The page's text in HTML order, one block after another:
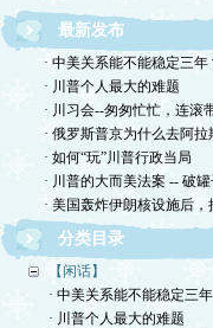
最新发布
· 中美关系能不能稳定三年
· 川普个人最大的难题
· 川习会--匆匆忙忙，连滚
· 俄罗斯普京为什么去阿拉
· 如何“玩”川普行政当局
· 川普的大而美法案 -- 破
· 美国轰炸伊朗核设施后，
分类目录
【闲话】
· 中美关系能不能稳定三年
· 川普个人最大的难题